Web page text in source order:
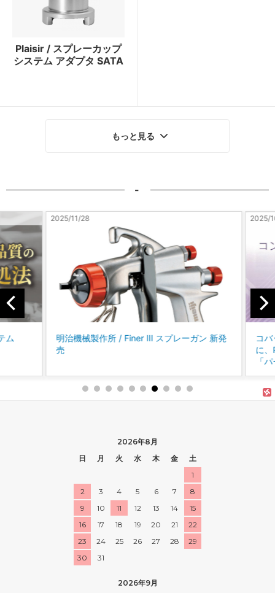
Plaisir / スプレーカップ
システム アダプタ SATA
もっと見る
-
2025/11/28
明治機械製作所 / Finer Ⅲ スプレーガン 新発
売
2025/
コバ
に、
「パ
2026年8月
日
月 火 水 木 金
土
1
2
3 4 5 6 7
8
9
10 11 12 13 14
15
16
17 18 19 20 21
22
23
24 25 26 27 28
29
30
31
2026年9月